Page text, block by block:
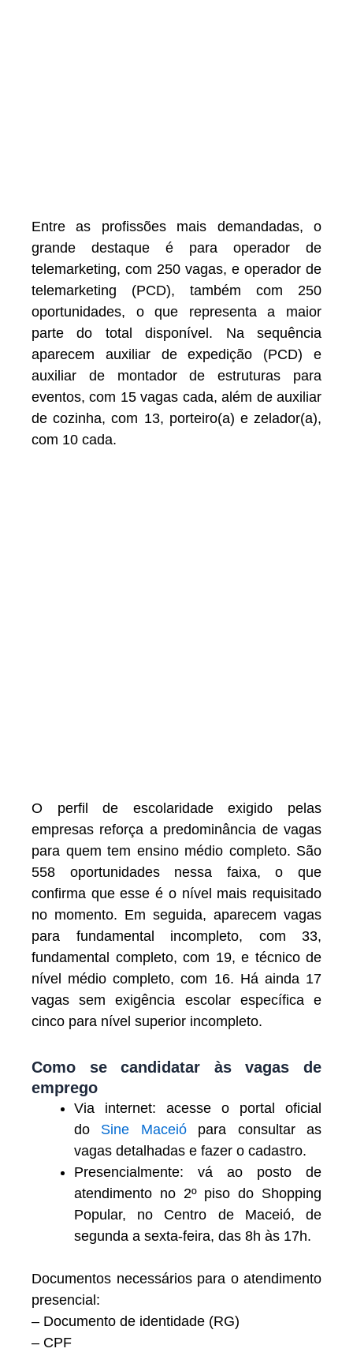
Entre as profissões mais demandadas, o
grande destaque é para operador de
telemarketing, com 250 vagas, e operador de
telemarketing (PCD), também com 250
oportunidades, o que representa a maior
parte do total disponível. Na sequência
aparecem auxiliar de expedição (PCD) e
auxiliar de montador de estruturas para
eventos, com 15 vagas cada, além de auxiliar
de cozinha, com 13, porteiro(a) e zelador(a),
com 10 cada.
O perfil de escolaridade exigido pelas
empresas reforça a predominância de vagas
para quem tem ensino médio completo. São
558 oportunidades nessa faixa, o que
confirma que esse é o nível mais requisitado
no momento. Em seguida, aparecem vagas
para fundamental incompleto, com 33,
fundamental completo, com 19, e técnico de
nível médio completo, com 16. Há ainda 17
vagas sem exigência escolar específica e
cinco para nível superior incompleto.
Como se candidatar às vagas de
emprego
Via internet: acesse o portal oficial
do Sine Maceiópara consultar as
vagas detalhadas e fazer o cadastro.
Presencialmente: vá ao posto de
atendimento no 2º piso do Shopping
Popular, no Centro de Maceió, de
segunda a sexta-feira, das 8h às 17h.
Documentos necessários para o atendimento
presencial:
– Documento de identidade (RG)
– CPF